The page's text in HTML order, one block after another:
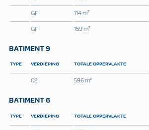
GF
114 m²
GF
159 m²
BATIMENT 9
TYPE VERDIEPING TOTALE OPPERVLAKTE
02 596 m²
BATIMENT 6
TYPE VERDIEPING TOTALE OPPERVLAKTE